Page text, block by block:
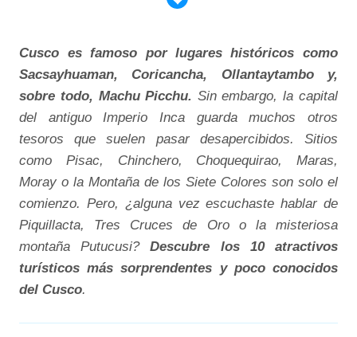
Cusco es famoso por lugares históricos como
Sacsayhuaman, Coricancha, Ollantaytambo y,
sobre todo, Machu Picchu. Sin embargo, la capital
del antiguo Imperio Inca guarda muchos otros
tesoros que suelen pasar desapercibidos. Sitios
como Pisac, Chinchero, Choquequirao, Maras,
Moray o la Montaña de los Siete Colores son solo el
comienzo. Pero, ¿alguna vez escuchaste hablar de
Piquillacta, Tres Cruces de Oro o la misteriosa
montaña Putucusi?Descubre los 10 atractivos
turísticos más sorprendentes y poco conocidos
del Cusco.